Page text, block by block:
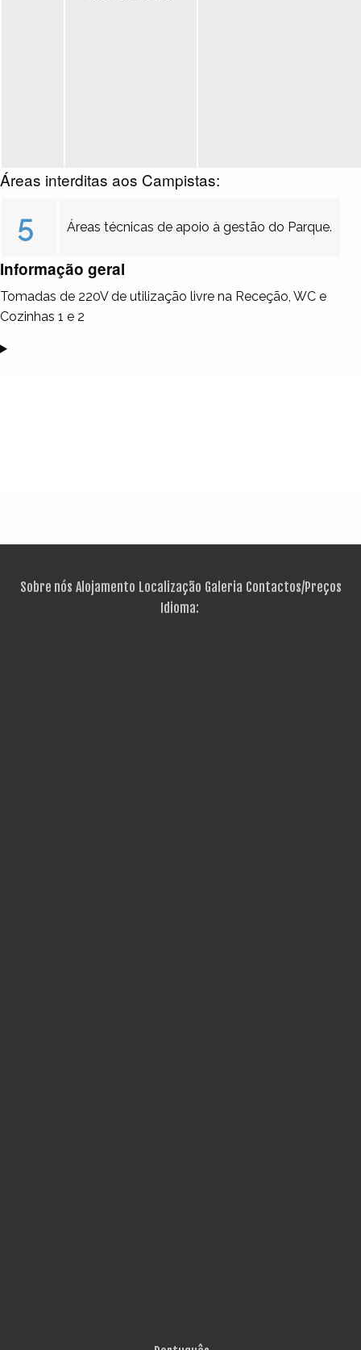
Áreas interditas aos Campistas:
5 Áreas técnicas de apoio à gestão do Parque.
Informação geral
Tomadas de 220V de utilização livre na Receção, WC e
Cozinhas 1 e 2
Sobre nós Alojamento Localização Galeria Contactos/Preços
Idioma: